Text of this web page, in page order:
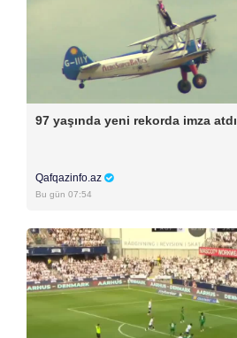
97 yaşında yeni rekorda imza atdı
Qafqazinfo.az
Bu gün 07:54